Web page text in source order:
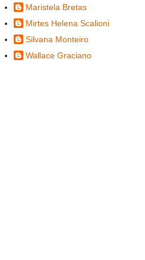
Maristela Bretas
Mirtes Helena Scalioni
Silvana Monteiro
Wallace Graciano